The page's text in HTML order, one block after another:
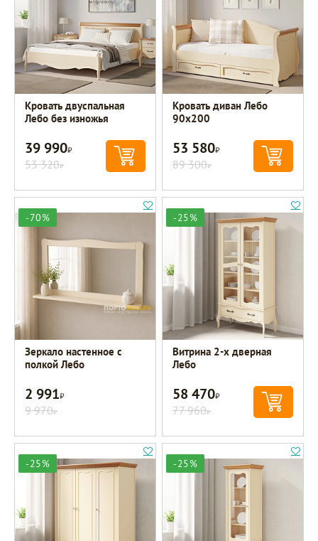
Кровать двуспальная
Лебо без изножья
39 990Р
53 320Р
Кровать диван Лебо
90х200
53 580Р
89 300Р
-70%
Зеркало настенное с
полкой Лебо
2 991Р
9 970Р
-25%
Витрина 2-х дверная
Лебо
58 470Р
77 960Р
-25% -25%